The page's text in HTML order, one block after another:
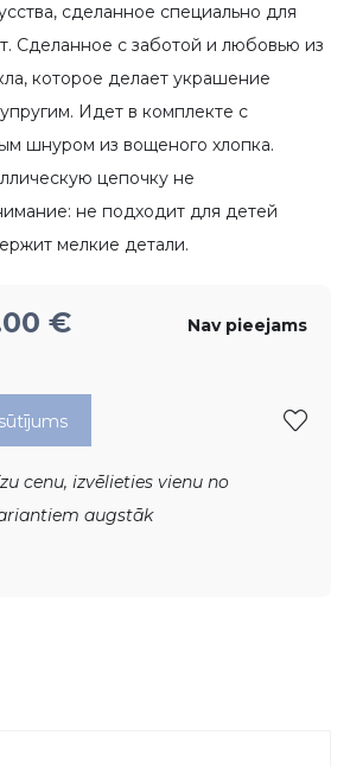
сделанное специально для
Сделанное с заботой и любовью из
которое делает украшение
Идет в комплекте с
шнуром из вощеного хлопка.
цепочку не
не подходит для детей
мелкие детали.
€ Nav pieejams
cenu, izvēlieties vienu no
augstāk